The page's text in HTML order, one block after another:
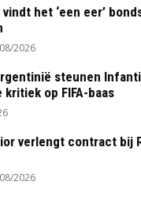
het ‘een eer’
2026
steunen
op FIFA-baas
verlengt contract bij
2026